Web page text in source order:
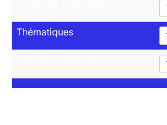
Thématiques